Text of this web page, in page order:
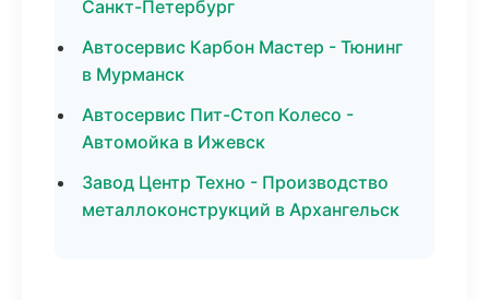
Санкт-Петербург
Автосервис Карбон Мастер - Тюнинг
в Мурманск
Автосервис Пит-Стоп Колесо -
Автомойка в Ижевск
Завод Центр Техно - Производство
металлоконструкций в Архангельск